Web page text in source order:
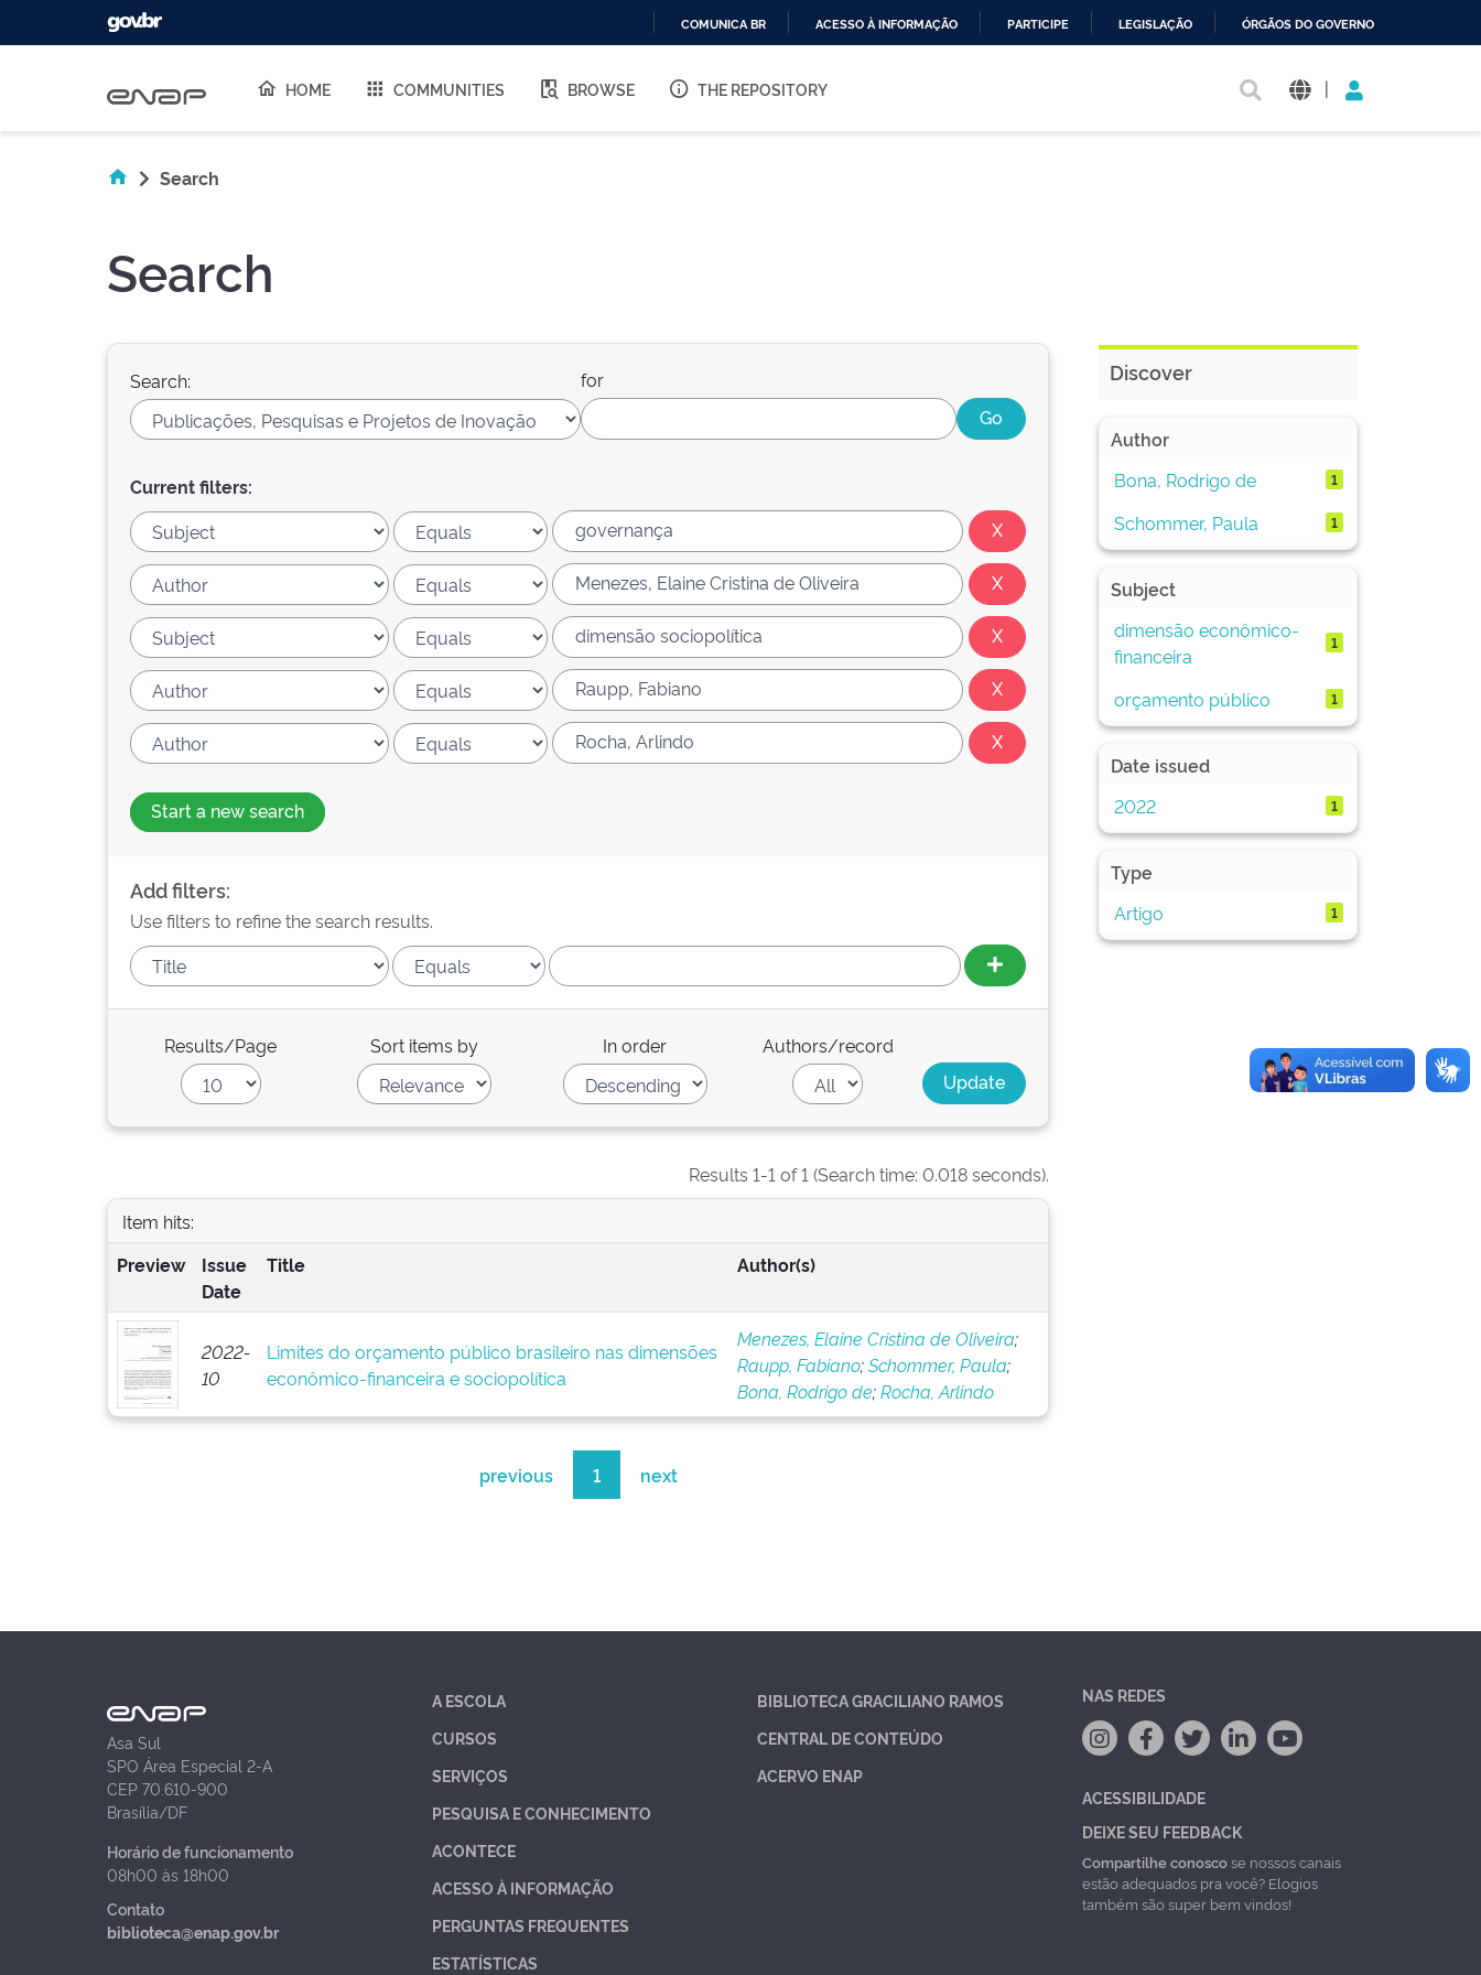
O
COMUNICA BR ACESSO À INFORMAÇÃO PARTICIPE LEGISLAÇÃO ÓRGÃOS DO GOVERNO
HOME COMMUNITIES BROWSE THE REPOSITORY |
Search
Search
Search: for
Current filters:
Start a new search
Add filters:
Use filters to refine the search results.
Results/Page Sort items by In order Authors/record
Results 1-1 of 1 (Search time: 0.018 seconds).
Item hits:
Preview
Issue
Date
Title Author(s)
2022-
10
Limites do orçamento público brasileiro nas dimensões
econômico-financeira e sociopolítica
Menezes, Elaine Cristina de Oliveira;
Raupp, Fabiano;Schommer, Paula;
Bona, Rodrigo de;Rocha, Arlindo
previous 1 next
Discover
Author
Bona, Rodrigo de
1
Schommer, Paula 1
Subject
dimensão econômico-
financeira
1
orçamento público 1
Date issued
2022
1
Type
Artigo
1
Asa Sul
SPO Área Especial 2-A
CEP 70.610-900
Brasília/DF
Horário de funcionamento
08h00 às 18h00
Contato
biblioteca@enap.gov.br
A ESCOLA
CURSOS
SERVIÇOS
PESQUISA E CONHECIMENTO
ACONTECE
ACESSO À INFORMAÇÃO
PERGUNTAS FREQUENTES
ESTATÍSTICAS
BIBLIOTECA GRACILIANO RAMOS
CENTRAL DE CONTEÚDO
ACERVO ENAP
NAS REDES
ACESSIBILIDADE
DEIXE SEU FEEDBACK
Compartilhe conoscose nossos canais
estão adequados pra você? Elogios
também são super bem vindos!